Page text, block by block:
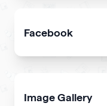
Facebook
Add link or
Image Gallery